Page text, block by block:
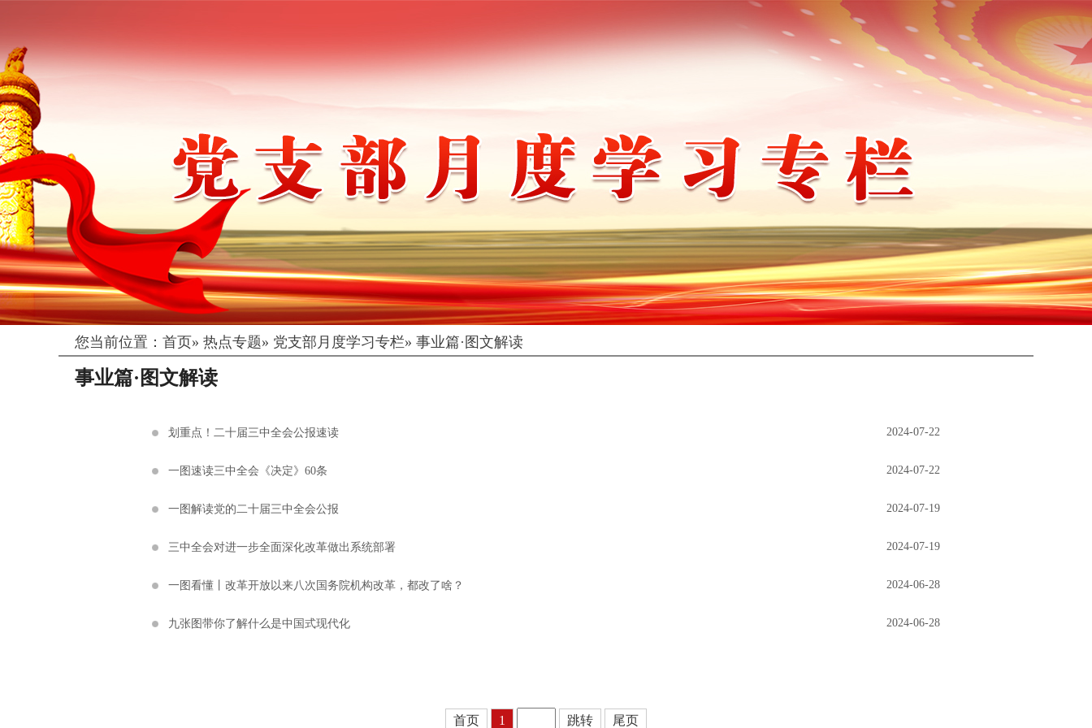
您当前位置： 首页» 热点专题» 党支部月度学习专栏» 事业篇·图文解读
事业篇·图文解读
2024-07-22
划重点！二十届三中全会公报速读
2024-07-22
一图速读三中全会《决定》60条
2024-07-19
一图解读党的二十届三中全会公报
2024-07-19
三中全会对进一步全面深化改革做出系统部署
2024-06-28
一图看懂丨改革开放以来八次国务院机构改革，都改了啥？
2024-06-28
九张图带你了解什么是中国式现代化
首页 1 跳转 尾页